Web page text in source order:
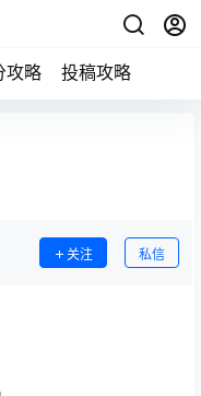
攻略 投稿攻略
关注 私信